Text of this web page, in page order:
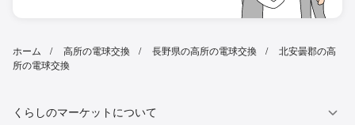
ホーム 高所の電球交換 長野県の高所の電球交換
北安曇郡の高
所の電球交換
くらしのマーケットについて